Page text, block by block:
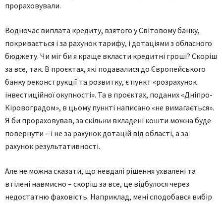
прораховували.
Водночас виплата кредиту, взятого у Світовому банку,
покривається і за рахунок тарифу, і дотаціями з обласного
бюджету. Чи міг би я краще вкласти кредитні гроші? Скоріш
за все, так. В проєктах, які подавалися до Європейського
банку реконструкції та розвитку, є пункт «розрахунок
інвестиційної окупності». Та в проєктах, поданих «Дніпро-
Кіровоградом», в цьому пункті написано «не вимагається».
Я би прораховував, за скільки вкладені кошти можна буде
повернути – і не за рахунок дотацій від області, а за
рахунок результативності.
Але не можна сказати, що невдалі рішення ухвалені та
втілені навмисно – скоріш за все, це відбулося через
недостатню фаховість. Наприклад, мені сподобався вибір